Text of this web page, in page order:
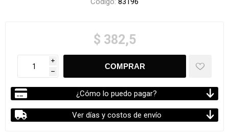
$ 382,5
i
h
¿Cómo lo puedo pagar?
Ver días y costos de envío